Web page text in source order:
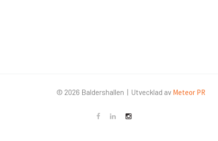
© 2026 Baldershallen | Utvecklad av Meteor PR